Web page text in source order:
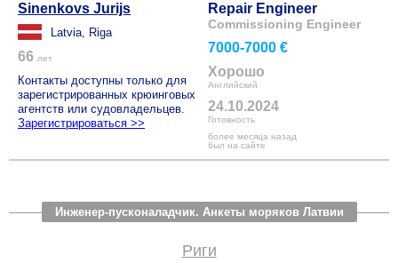
Sinenkovs Jurijs
Latvia, Riga
66 лет
Контакты доступны только для
зарегистрированных крюинговых
агентств или судовладельцев.
Зарегистрироваться >>
Repair Engineer
Commissioning Engineer
7000-7000 €
Хорошо
Английский
24.10.2024
Готовность
более месяца назад
был на сайте
Инженер-пусконаладчик. Анкеты моряков Латвии
Риги